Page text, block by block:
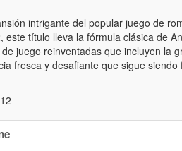
intrigante del popular juego de
este título lleva la fórmula clásica de
juego reinventadas que incluyen la
fresca y desafiante que sigue